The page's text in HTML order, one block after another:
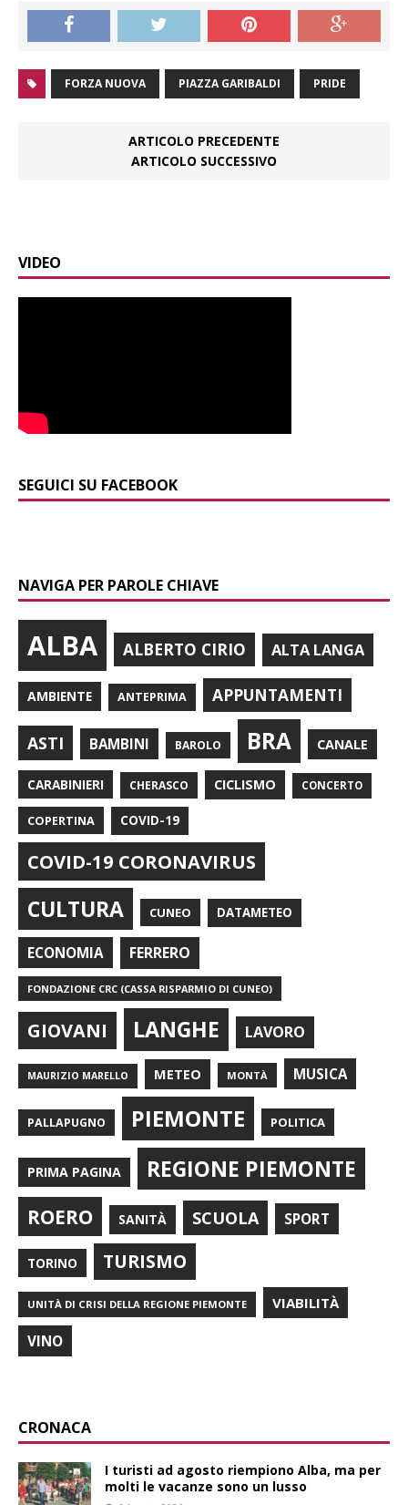
FORZA NUOVA PIAZZA GARIBALDI PRIDE
ARTICOLO PRECEDENTE
ARTICOLO SUCCESSIVO
VIDEO
SEGUICI SU FACEBOOK
NAVIGA PER PAROLE CHIAVE
ALBA ALBERTO CIRIO ALTA LANGA
AMBIENTE ANTEPRIMA APPUNTAMENTI
ASTI BAMBINI BAROLO BRA CANALE
CARABINIERI CHERASCO CICLISMO CONCERTO
COPERTINA COVID-19
COVID-19 CORONAVIRUS
CULTURA CUNEO DATAMETEO
ECONOMIA FERRERO
FONDAZIONE CRC (CASSA RISPARMIO DI CUNEO)
GIOVANI LANGHE LAVORO
MAURIZIO MARELLO METEO MONTÀ MUSICA
PALLAPUGNO PIEMONTE POLITICA
PRIMA PAGINA REGIONE PIEMONTE
ROERO SANITÀ SCUOLA SPORT
TORINO TURISMO
UNITÀ DI CRISI DELLA REGIONE PIEMONTE VIABILITÀ
VINO
CRONACA
I turisti ad agosto riempiono Alba, ma per
molti le vacanze sono un lusso